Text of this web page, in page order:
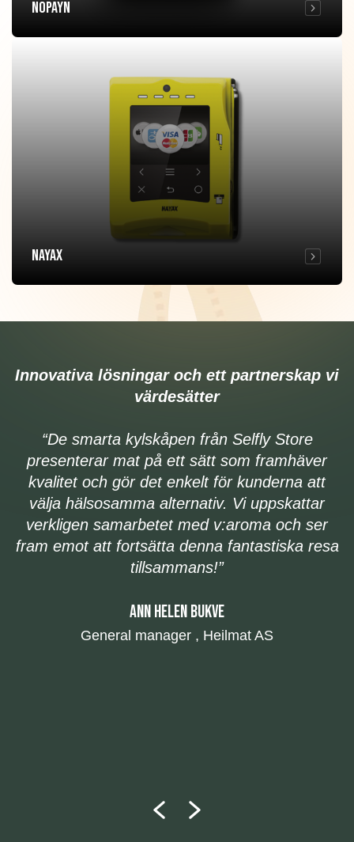
NoPayN
NAYAX
Innovativa lösningar och ett partnerskap vi
värdesätter
“De smarta kylskåpen från Selfly Store
presenterar mat på ett sätt som framhäver
kvalitet och gör det enkelt för kunderna att
välja hälsosamma alternativ. Vi uppskattar
verkligen samarbetet med v:aroma och ser
fram emot att fortsätta denna fantastiska resa
tillsammans!”
ANN HELEN BUKVE
General manager , Heilmat AS